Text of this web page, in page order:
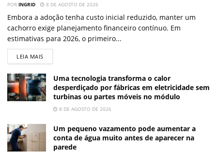
POR INGRID 8 DE AGOSTO DE 2026
Embora a adoção tenha custo inicial reduzido, manter um
cachorro exige planejamento financeiro contínuo. Em
estimativas para 2026, o primeiro...
LEIA MAIS
Uma tecnologia transforma o calor
desperdiçado por fábricas em eletricidade sem
turbinas ou partes móveis no módulo
8 DE AGOSTO DE 2026
Um pequeno vazamento pode aumentar a
conta de água muito antes de aparecer na
parede